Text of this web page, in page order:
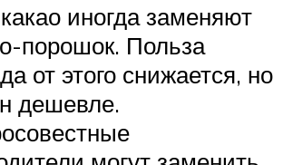
иногда заменяют
порошок. Польза
от этого снижается, но
дешевле.